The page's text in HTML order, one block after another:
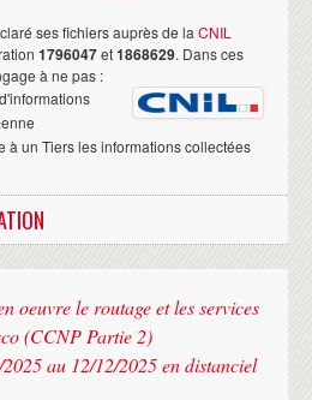
ses fichiers auprès de la CNIL
1796047et1868629. Dans ces
à ne pas :
à un Tiers les informations collectées
oeuvre le routage et les services
(CCNP Partie 2)
au 12/12/2025 en distanciel